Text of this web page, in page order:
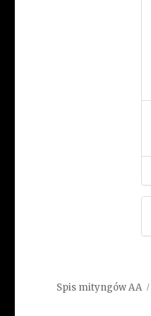
Spis mityngów AA